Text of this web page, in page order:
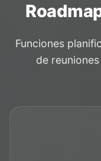
Funciones
de